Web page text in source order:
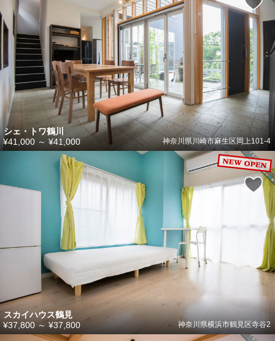
シェ・トワ鶴川
神奈川県川崎市麻生区岡上101-4
¥41,000 ～ ¥41,000
スカイハウス鶴見
神奈川県横浜市鶴見区寺谷2
¥37,800 ～ ¥37,800